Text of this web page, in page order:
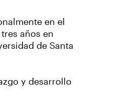
en el
años en
de Santa
y desarrollo